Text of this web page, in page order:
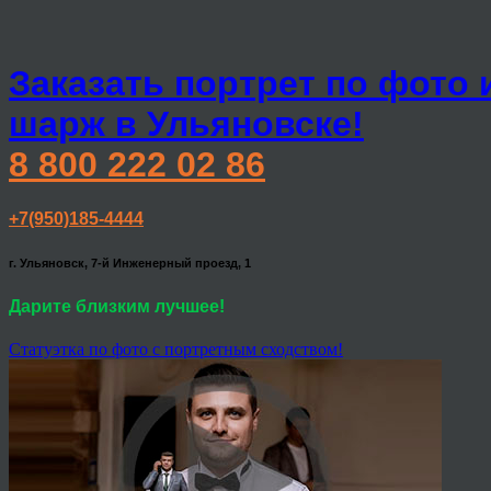
Заказать портрет по фото
шарж в Ульяновске!
8 800 222 02 86
+7(950)185-4444
г. Ульяновск, 7-й Инженерный проезд, 1
Дарите близким лучшее!
Статуэтка по фото с портретным сходством!